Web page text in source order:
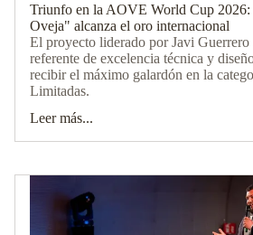
Triunfo en la AOVE World Cup 2026:
Oveja" alcanza el oro internacional
El proyecto liderado por Javi Guerrero
referente de excelencia técnica y
recibir el máximo galardón en la
Limitadas.
Leer más...